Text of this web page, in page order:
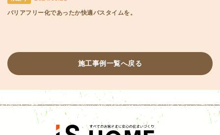
バリアフリー化であったか快適バスタイムを。
施工事例一覧へ戻る